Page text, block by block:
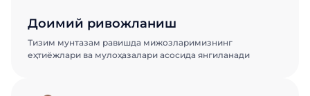
Доимий ривожланиш
Тизим мунтазам равишда мижозларимизнинг
еҳтиёжлари ва мулоҳазалари асосида янгиланади